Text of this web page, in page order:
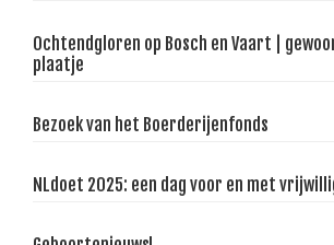
Ochtendgloren op Bosch en Vaart |
plaatje
Bezoek van het Boerderijenfonds
NLdoet 2025: een dag voor en met